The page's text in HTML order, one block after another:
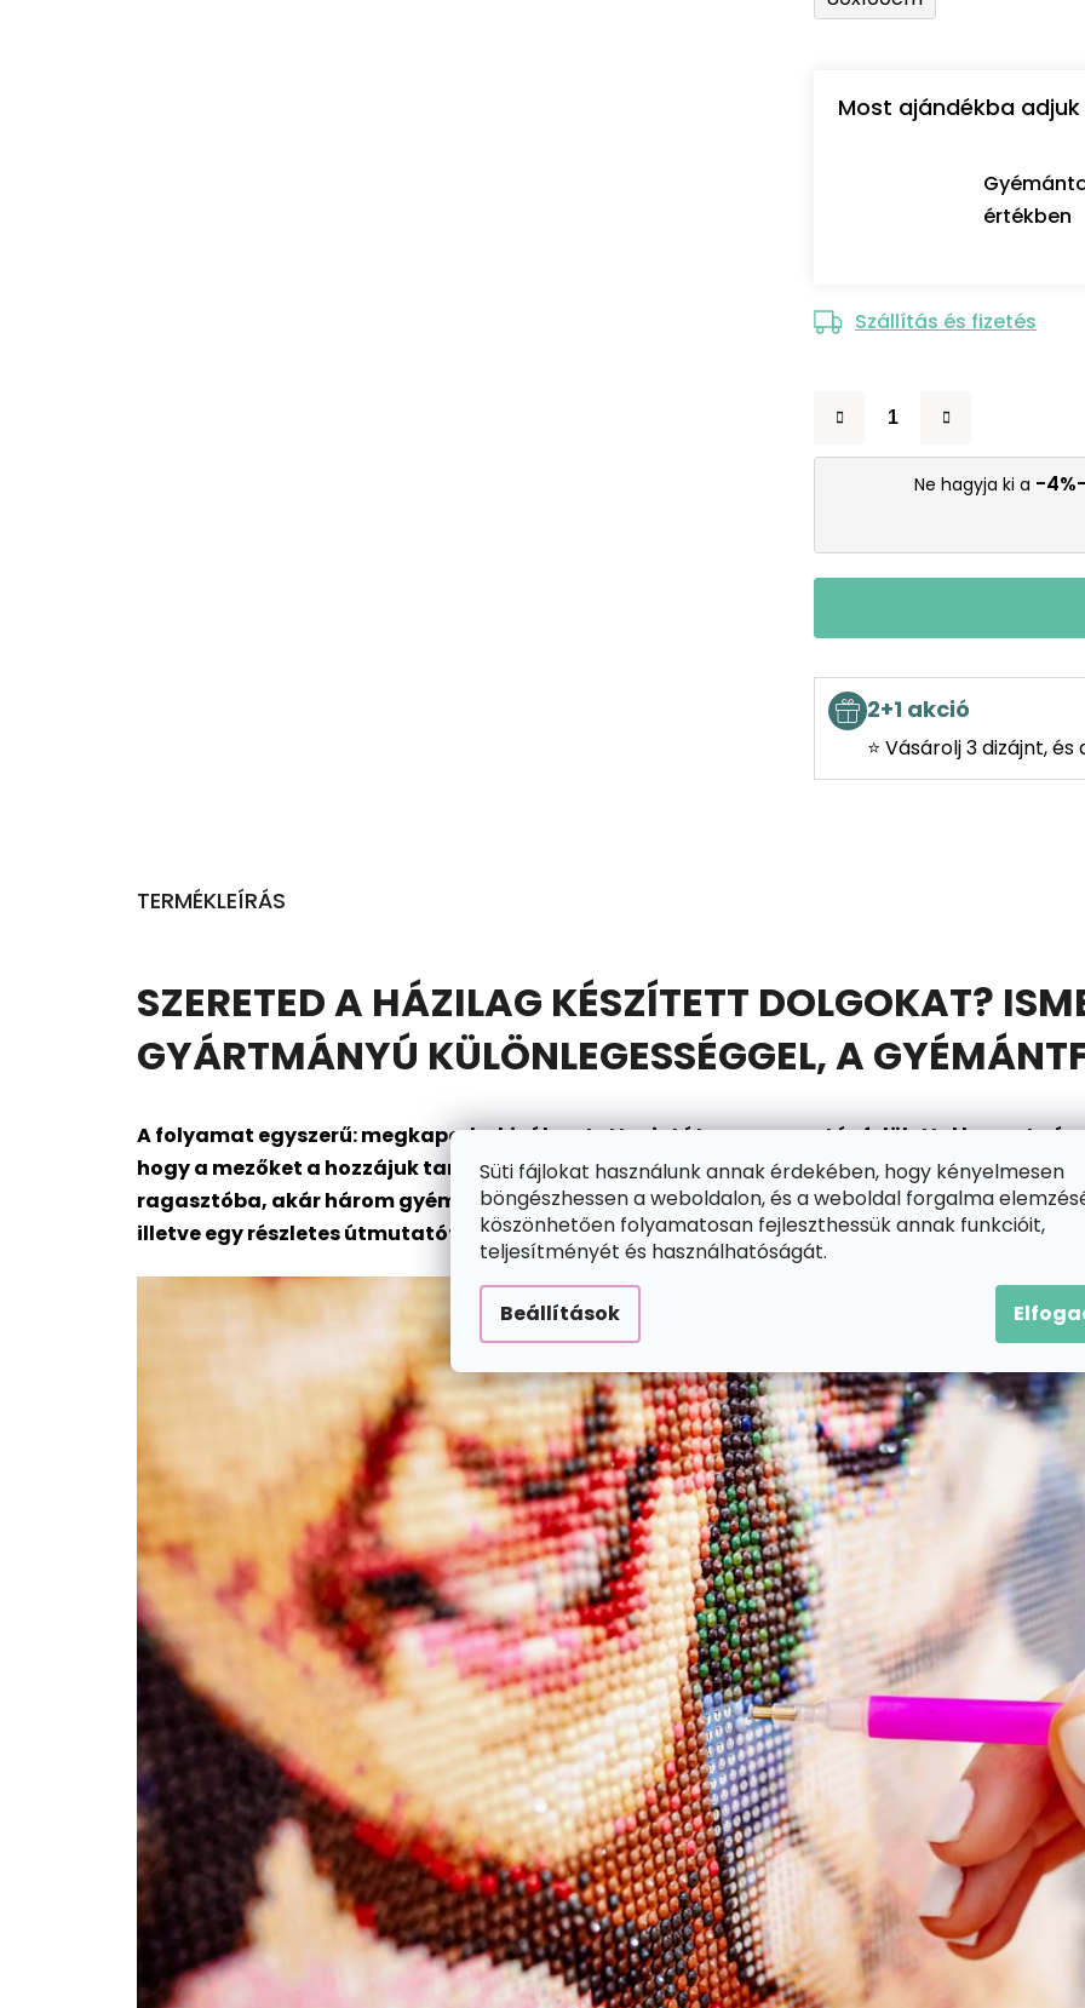
Süti fájlokat használunk annak érdekében, hogy kényelmesen
böngészhessen a weboldalon, és a weboldal forgalma
köszönhetően folyamatosan fejleszthessük annak funkcióit,
teljesítményét és használhatóságát.
Beállítások
Most ajándékba
értékben
Szállítás és fizetés
Ne hagyja ki a -
2+1 akció
⭐ Vásárolj 3 dizájnt,
TERMÉKLEÍRÁS
SZERETED A HÁZILAG KÉSZÍTETT DOLGOKAT?
GYÁRTMÁNYÚ KÜLÖNLEGESSÉGGEL, A
A folyamat egyszerű: megkapod a kiválasztott mintát egy ragasztós felülettel bevont
hogy a mezőket a hozzájuk tartozó gyémántokkal kitöltsd. Ebben segítségedre lesz a
ragasztóba, akár három gyémántot is megtart. A készletben találsz egy tálat is (a
illetve egy részletes útmutatót is. Készen állsz arra, hogy belépj a szórakozás csillogó